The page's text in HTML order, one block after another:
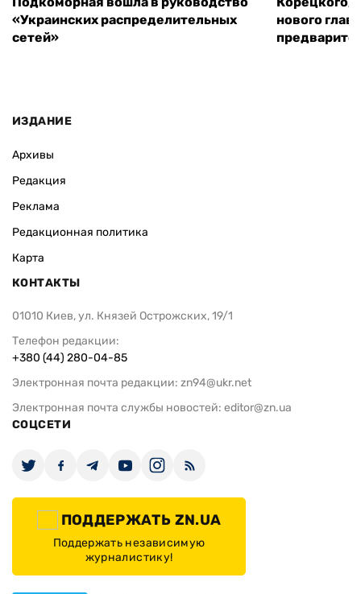
«Украинских распределительных
сетей»
нового
ИЗДАНИЕ
Архивы
Редакция
Реклама
Редакционная политика
Карта
КОНТАКТЫ
01010 Киев, ул. Князей Острожских, 19/1
Телефон редакции:
+380 (44) 280-04-85
Электронная почта редакции: zn94@ukr.net
Электронная почта службы новостей: editor@zn.ua
СОЦСЕТИ
ПОДДЕРЖАТЬ ZN.UA
Поддержать независимую
журналистику!